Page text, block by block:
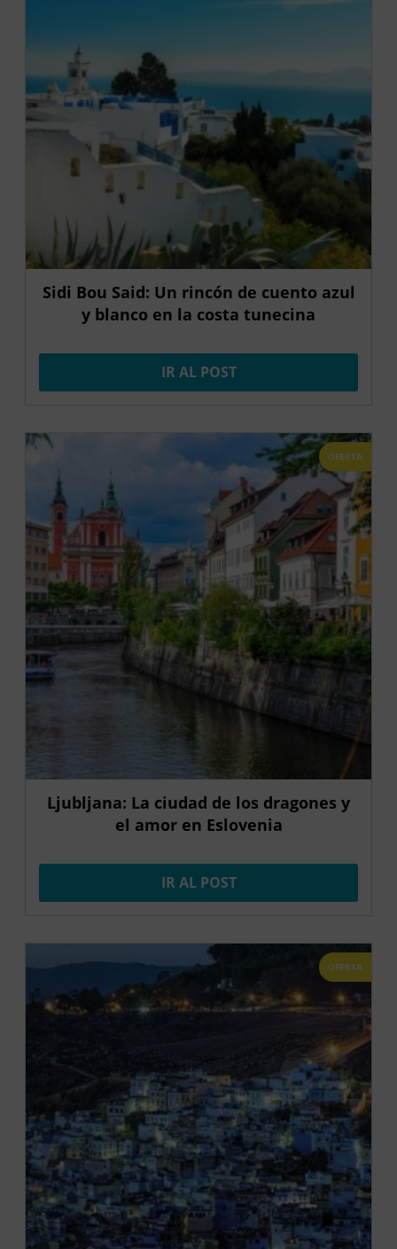
Sidi Bou Said: Un rincón de cuento azul
y blanco en la costa tunecina
IR AL POST
OFERTA
Ljubljana: La ciudad de los dragones y
el amor en Eslovenia
IR AL POST
OFERTA